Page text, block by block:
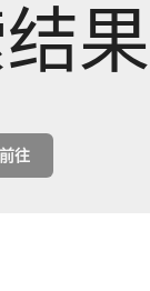
果
前往